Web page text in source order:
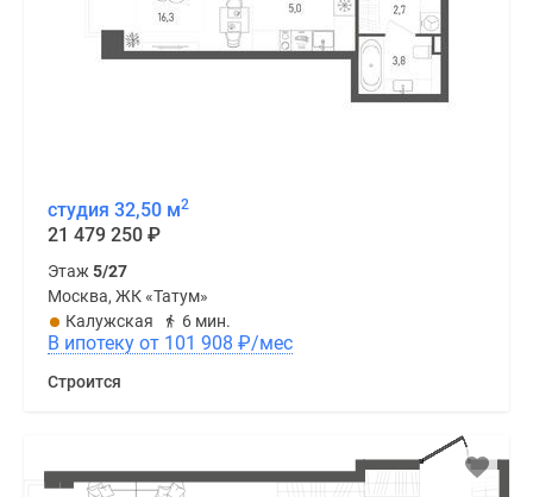
студия 32,50 м2
21 479 250 ₽
Этаж5/27
Москва, ЖК «Татум»
Калужская
6 мин.
В ипотеку от 101 908 ₽/мес
Строится